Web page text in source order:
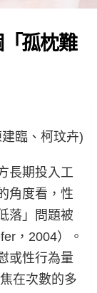
孤枕難
臨、柯玟卉)
長期投入工
角度看，性
落」問題被
，2004）。
或性行為量
在次數的多